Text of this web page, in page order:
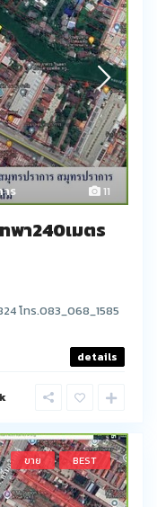
11
ร
พา240เมตร
โทร.083_068_1585
details
ขาย BEST